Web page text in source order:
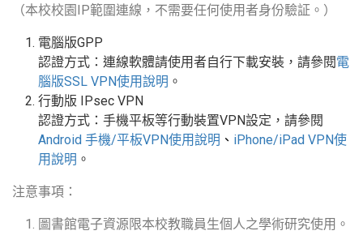
（本校校園IP範圍連線，不需要任何使用者身份驗証。）
電腦版GPP
認證方式：連線軟體請使用者自行下載安裝，請參閱電
腦版SSL VPN使用說明 。
行動版
IPsec VPN
認證方式：手機平板等行動裝置VPN設定 ，請參閱
Android 手機/平板VPN使用說明 、 iPhone/iPad VPN使
用說明 。
注意事項：
圖書館電子資源限本校教職員生個人之學術研究使用。